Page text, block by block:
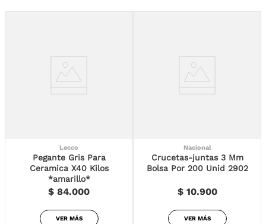
Lecco
Pegante Gris Para
Ceramica X40 Kilos
*amarillo*
$ 84.000
VER MÁS
Nacional
Crucetas-juntas 3 Mm
Bolsa Por 200 Unid 2902
$ 10.900
VER MÁS